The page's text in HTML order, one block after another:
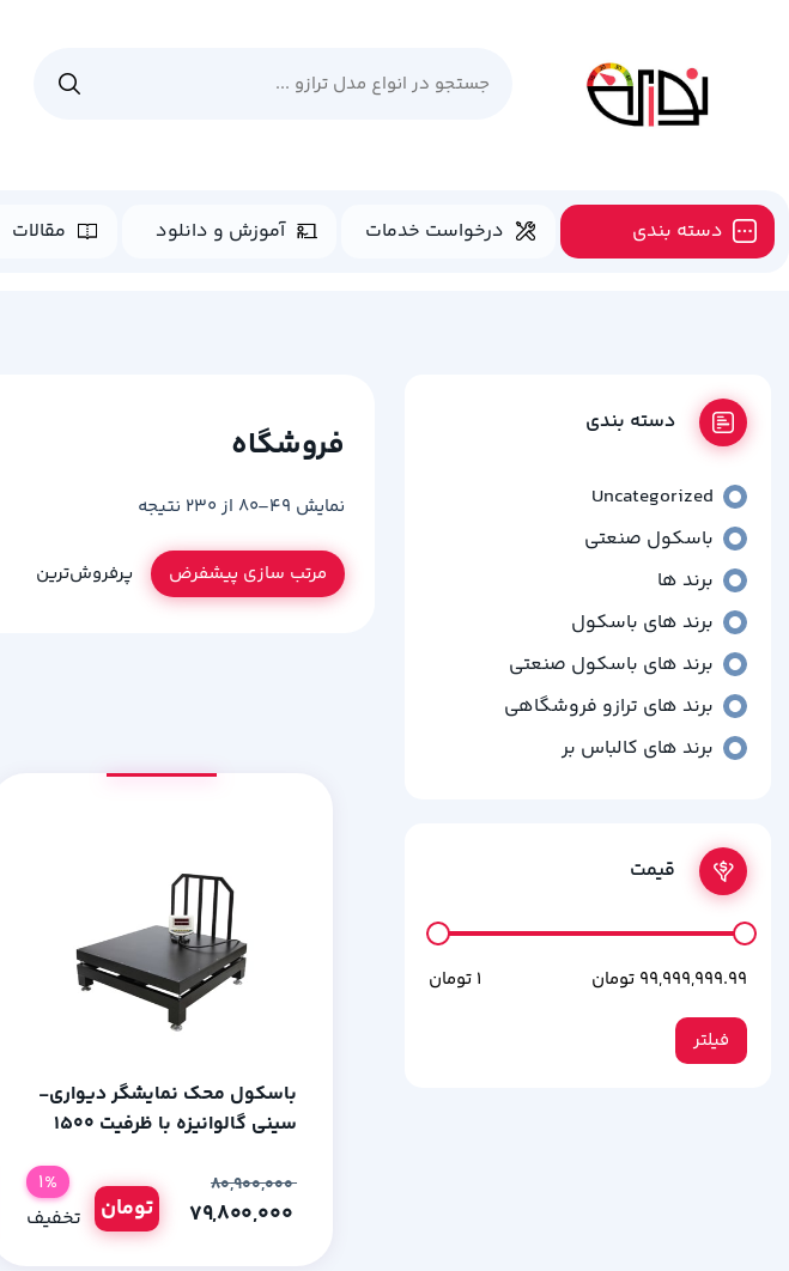
دسته بندی درخواست خدمات آموزش و دانلود مقالات
دسته بندی
Uncategorized
باسکول صنعتی
برند ها
برند های باسکول
برند های باسکول صنعتی
برند های ترازو فروشگاهی
برند های کالباس بر
ترازو فروشگاهی
باسکول
قیمت
فیلتر
فروشگاه
نمایش 49–80 از 230 نتیجه
مرتب سازی پیشفرض پرفروش‌ترین
باسکول محک نمایشگر دیواری-
سینی گالوانیزه با ظرفیت 1500
۸۰,۹۰۰,۰۰۰
تومان
1%
تخفیف